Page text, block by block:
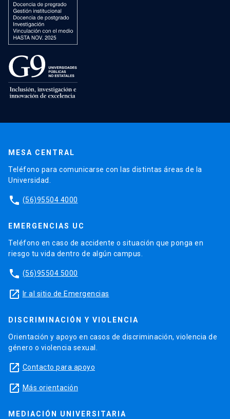
MESA CENTRAL
Teléfono para comunicarse con las distintas áreas de la
Universidad.
phone (56)95504 4000
EMERGENCIAS UC
Teléfono en caso de accidente o situación que ponga en
riesgo tu vida dentro de algún campus.
phone (56)95504 5000
launch Ir al sitio de Emergencias
DISCRIMINACIÓN Y VIOLENCIA
Orientación y apoyo en casos de discriminación, violencia de
género o violencia sexual.
launch Contacto para apoyo
launch Más orientación
MEDIACIÓN UNIVERSITARIA